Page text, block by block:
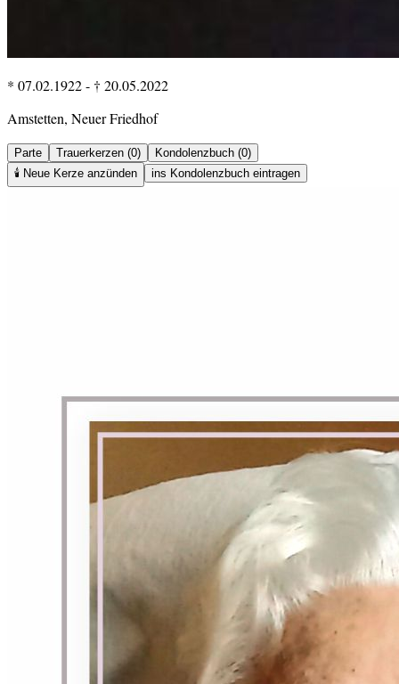
* 07.02.1922- † 20.05.2022
Amstetten, Neuer Friedhof
Parte Trauerkerzen (0)
Kondolenzbuch (0)
🕯️ Neue Kerze anzünden ins Kondolenzbuch eintragen